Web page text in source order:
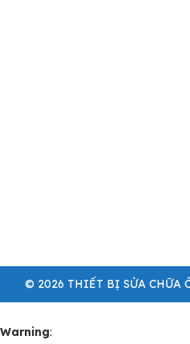
© 2026 THIẾT BỊ SỬA CHỮA
Warning: